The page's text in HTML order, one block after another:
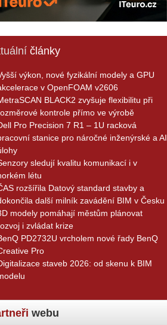
články
výkon, nové fyzikální modely a GPU
v OpenFOAM v2606
BLACK2 zvyšuje flexibilitu při
kontrole přímo ve výrobě
Pro Precision 7 R1 – 1U racková
stanice pro náročné inženýrské a AI
sledují kvalitu komunikací i v
létu
rozšířila Datový standard stavby a
další milník zavádění BIM v Česku
modely pomáhají městům plánovat
i zvládat krize
PD2732U vrcholem nové řady BenQ
Pro
staveb 2026: od skenu k BIM
webu